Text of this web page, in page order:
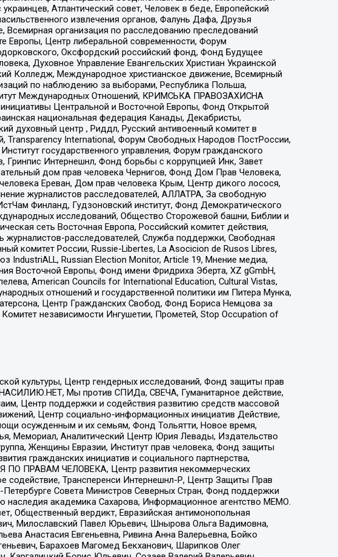
Атлантический совет, Человек в беде, Европейский
извлечения органов, Фалунь Дафа, Друзья
Всемирная организация по расследованию преследований
Европы, Центр либеральной современности, Форум
Оксфордский российский фонд, Фонд Будущее
Духовное Управление Евангельских Христиан Украинской
Колледж, Международное христианское движение, Всемирный
по наблюдению за выборами, Республика Польша,
Международных Отношений, КРИМСЬКА ПРАВОЗАХИСНА
Центральной и Восточной Европы, Фонд Открытой
национальная федерация Канады, Декабристы,
духовный центр , Риддл, Русский антивоенный комитет в
International, Форум Свободных Народов ПостРоссии,
государственного управления, Форум гражданского
Интернешнл, Фонд борьбы с коррупцией Инк, Завет
дом прав человека Чернигов, Фонд Дом Прав Человека,
Ереван, Дом прав человека Крым, Центр дикого лосося,
журналистов расследователей, АЛЛАТРА, За свободную
Финланд, Гудзоновский институт, Фонд Демократического
исследований, Общество Сторожевой башни, Библии и
сеть Восточная Европа, Российский комитет действия,
расследователей, Служба поддержки, Свободная
комитет России, Russie-Libertes, La Asocicion de Rusos Libres,
IndustriALL, Russian Election Monitor, Article 19, Мнение медиа,
Восточной Европы, Фонд имени Фридриха Эберта, XZ gGmbH,
American Councils for International Education, Cultural Vistas,
отношений и государственной политики им Питера Мунка,
Центр Гражданских Свобод, Фонд Бориса Немцова за
независимости Ингушетии, Прометей, Stop Occupation of
культуры, Центр гендерных исследований, Фонд защиты прав
НАСИЛИЮ.НЕТ, Мы против СПИДа, СВЕЧА, Гуманитарное действие,
Центр поддержки и содействия развитию средств массовой
Центр социально-информационных инициатив Действие,
осужденным и их семьям, Фонд Тольятти, Новое время,
Мемориал, Аналитический Центр Юрия Левады, Издательство
Женщины Евразии, Институт прав человека, Фонд защиты
гражданских инициатив и социального партнерства,
ПО ПРАВАМ ЧЕЛОВЕКА, Центр развития некоммерческих
содействие, Трансперенси Интернешнл-Р, Центр Защиты Прав
Совета Министров Северных Стран, Фонд поддержки
академика Сахарова, Информационное агентство МЕМО.
Общественный вердикт, Евразийская антимонопольная
Милославский Павел Юрьевич, Шнырова Ольга Вадимовна,
Анастасия Евгеньевна, Ривина Анна Валерьевна, Бойко
Барахоев Магомед Бекханович, Шарипков Олег